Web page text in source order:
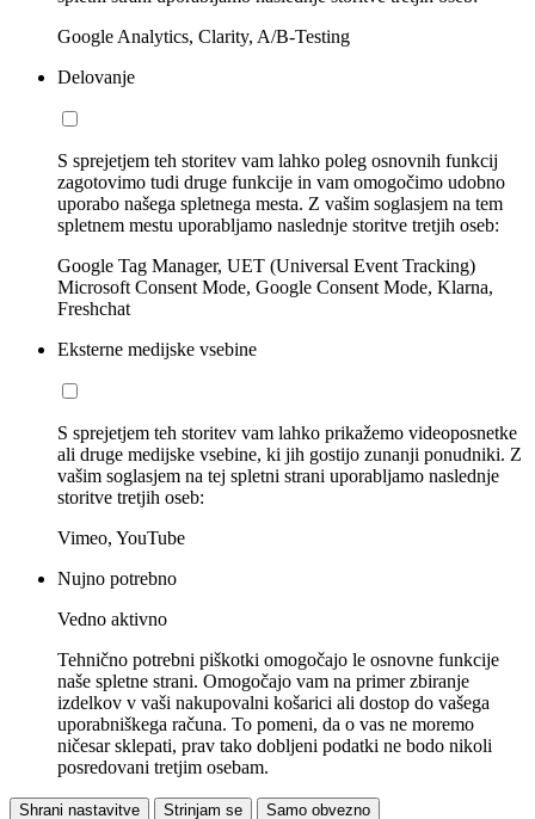
Google Analytics, Clarity, A/B-Testing
Delovanje
S sprejetjem teh storitev vam lahko poleg osnovnih funkcij
zagotovimo tudi druge funkcije in vam omogočimo udobno
uporabo našega spletnega mesta. Z vašim soglasjem na tem
spletnem mestu uporabljamo naslednje storitve tretjih oseb:
Google Tag Manager, UET (Universal Event Tracking)
Microsoft Consent Mode, Google Consent Mode, Klarna,
Freshchat
Eksterne medijske vsebine
S sprejetjem teh storitev vam lahko prikažemo videoposnetke
ali druge medijske vsebine, ki jih gostijo zunanji ponudniki. Z
vašim soglasjem na tej spletni strani uporabljamo naslednje
storitve tretjih oseb:
Vimeo, YouTube
Nujno potrebno
Vedno aktivno
Tehnično potrebni piškotki omogočajo le osnovne funkcije
naše spletne strani. Omogočajo vam na primer zbiranje
izdelkov v vaši nakupovalni košarici ali dostop do vašega
uporabniškega računa. To pomeni, da o vas ne moremo
ničesar sklepati, prav tako dobljeni podatki ne bodo nikoli
posredovani tretjim osebam.
Shrani nastavitve Strinjam se Samo obvezno